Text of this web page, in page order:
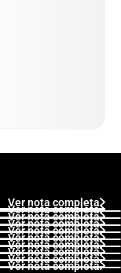
Ver nota completa
Ver nota completa
Ver nota completa
Ver nota completa
Ver nota completa
Ver nota completa
Ver nota completa
Ver nota completa
Ver nota completa
Ver nota completa